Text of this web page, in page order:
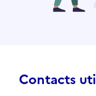
Contacts